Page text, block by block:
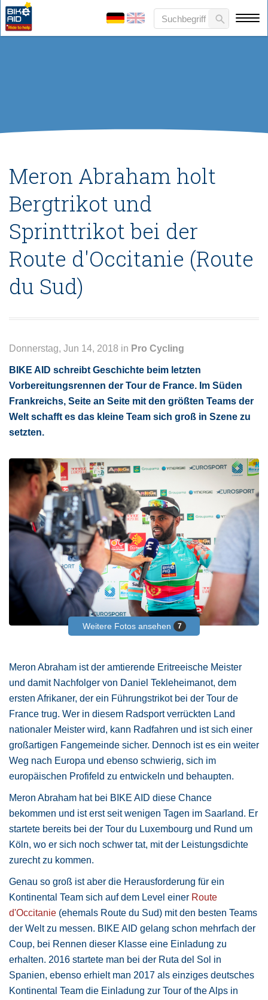
Meron Abraham holt
Bergtrikot und
Sprinttrikot bei der
Route d'Occitanie (Route
du Sud)
Donnerstag, Jun 14, 2018 in Pro Cycling
BIKE AID schreibt Geschichte beim letzten
Vorbereitungsrennen der Tour de France. Im Süden
Frankreichs, Seite an Seite mit den größten Teams der
Welt schafft es das kleine Team sich groß in Szene zu
setzten.
Weitere Fotos ansehen 7
Meron Abraham ist der amtierende Eritreeische Meister
und damit Nachfolger von Daniel Tekleheimanot, dem
ersten Afrikaner, der ein Führungstrikot bei der Tour de
France trug. Wer in diesem Radsport verrückten Land
nationaler Meister wird, kann Radfahren und ist sich einer
großartigen Fangemeinde sicher. Dennoch ist es ein weiter
Weg nach Europa und ebenso schwierig, sich im
europäischen Profifeld zu entwickeln und behaupten.
Meron Abraham hat bei BIKE AID diese Chance
bekommen und ist erst seit wenigen Tagen im Saarland. Er
startete bereits bei der Tour du Luxembourg und Rund um
Köln, wo er sich noch schwer tat, mit der Leistungsdichte
zurecht zu kommen.
Genau so groß ist aber die Herausforderung für ein
Kontinental Team sich auf dem Level einer Route
d'Occitanie (ehemals Route du Sud) mit den besten Teams
der Welt zu messen. BIKE AID gelang schon mehrfach der
Coup, bei Rennen dieser Klasse eine Einladung zu
erhalten. 2016 startete man bei der Ruta del Sol in
Spanien, ebenso erhielt man 2017 als einziges deutsches
Kontinental Team die Einladung zur Tour of the Alps in